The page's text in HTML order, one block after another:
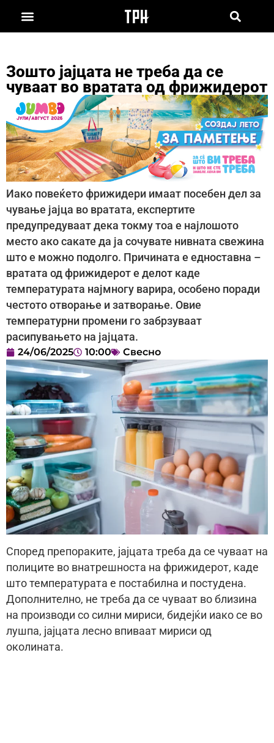
Зошто јајцата не треба да се
чуваат во вратата од фрижидерот
Иако повеќето фрижидери имаат посебен дел за
чување јајца во вратата, експертите
предупредуваат дека токму тоа е најлошото
место ако сакате да ја сочувате нивната свежина
што е можно подолго. Причината е едноставна –
вратата од фрижидерот е делот каде
температурата најмногу варира, особено поради
честото отворање и затворање. Овие
температурни промени го забрзуваат
расипувањето на јајцата.
24/06/2025 10:00 Свесно
Според препораките, јајцата треба да се чуваат на
полиците во внатрешноста на фрижидерот, каде
што температурата е постабилна и постудена.
Дополнително, не треба да се чуваат во близина
на производи со силни мириси, бидејќи иако се во
лушпа, јајцата лесно впиваат мириси од
околината.